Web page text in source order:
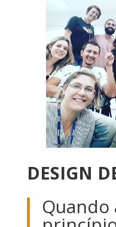
DESIGN
Quando